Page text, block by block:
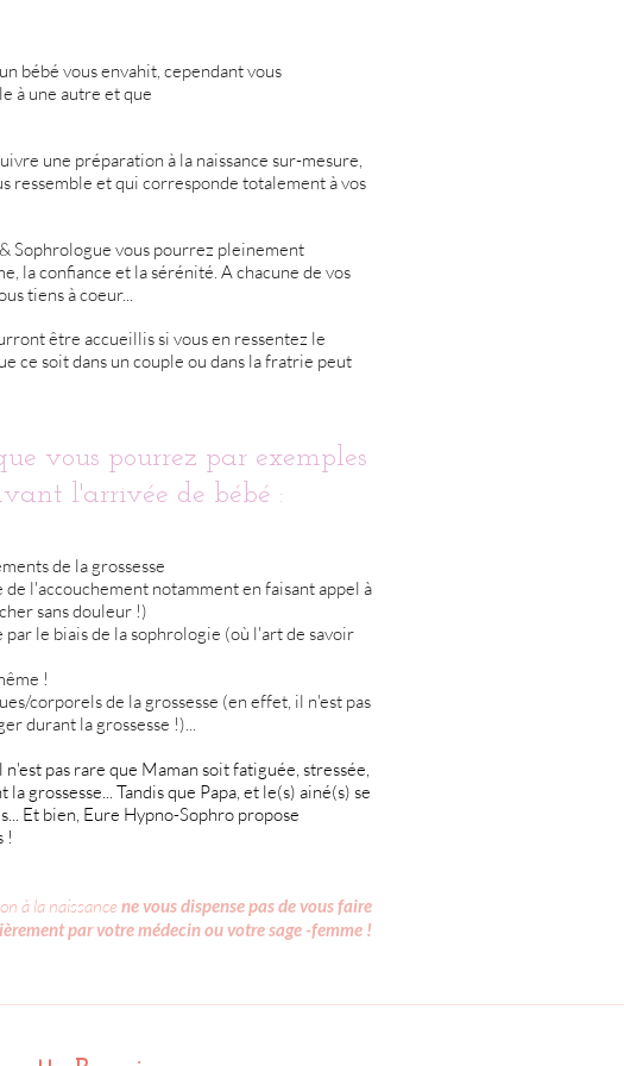
bébé vous envahit, cependant vous
à une autre et que
une préparation à la naissance sur-mesure,
ressemble et qui corresponde totalement à vos
Sophrologue vous pourrez pleinement
la confiance et la sérénité. A chacune de vos
tiens à coeur...
être accueillis si vous en ressentez le
ce soit dans un couple ou dans la fratrie peut
vous pourrez par exemples
l'arrivée de bébé :
de la grossesse
l'accouchement notamment en faisant appel à
sans douleur !)
le biais de la sophrologie (où l'art de savoir
!
corporels de la grossesse (en effet, il n'est pas
durant la grossesse !)...
pas rare que Maman soit fatiguée, stressée,
grossesse... Tandis que Papa, et le(s) ainé(s) se
Et bien, Eure Hypno-Sophro propose
!
à la naissance ne vous dispense pas de vous faire
par votre médecin ou votre sage -femme !